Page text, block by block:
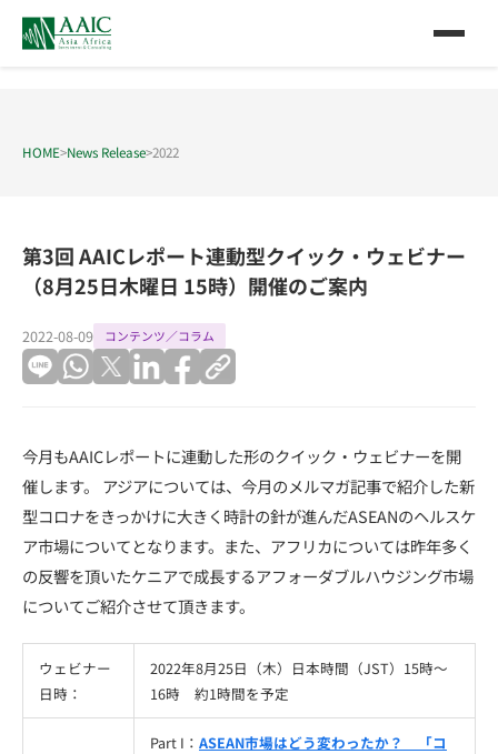
HOME>News Release>2022
第3回 AAICレポート連動型クイック・ウェビナー
（8月25日木曜日 15時）開催のご案内
2022-08-09 コンテンツ／コラム
今月もAAICレポートに連動した形のクイック・ウェビナーを開
催します。 アジアについては、今月のメルマガ記事で紹介した新
型コロナをきっかけに大きく時計の針が進んだASEANのヘルスケ
ア市場についてとなります。また、アフリカについては昨年多く
の反響を頂いたケニアで成長するアフォーダブルハウジング市場
についてご紹介させて頂きます。
ウェビナー
日時：
2022年8月25日（木）日本時間（JST）15時〜
16時 約1時間を予定
Part I： ASEAN市場はどう変わったか？ 「コ